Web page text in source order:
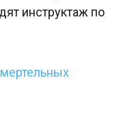
инструктаж по